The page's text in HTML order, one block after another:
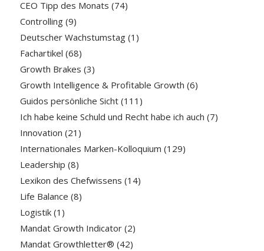
CEO Tipp des Monats (74)
Controlling(9)
Deutscher Wachstumstag(1)
Fachartikel (68)
Growth Brakes (3)
Growth Intelligence & Profitable Growth (6)
Guidos persönliche Sicht(111)
Ich habe keine Schuld und Recht habe ich auch (7)
Innovation (21)
Internationales Marken-Kolloquium (129)
Leadership (8)
Lexikon des Chefwissens (14)
Life Balance (8)
Logistik(1)
Mandat Growth Indicator(2)
Mandat Growthletter® (42)